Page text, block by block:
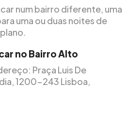
num bairro diferente, uma
uma ou duas noites de
no Bairro Alto
Praça Luis De
1200-243 Lisboa,